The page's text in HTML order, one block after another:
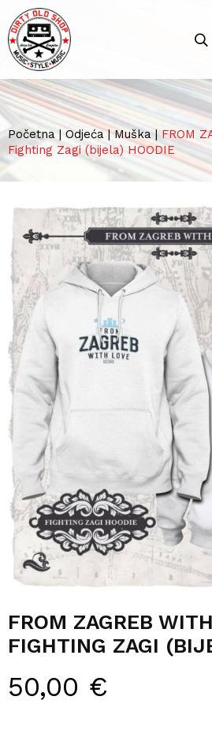
Početna | Odjeća|Muška |FROM
Fighting Zagi (bijela) HOODIE
FROM ZAGREB
FIGHTING ZAGI
50,00 €